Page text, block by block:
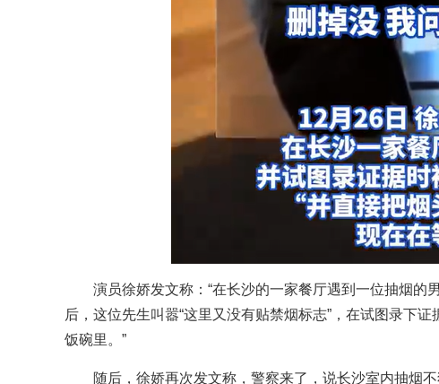
演员徐娇发文称：“在长沙的一家餐厅遇到一位抽烟的
后，这位先生叫嚣“这里又没有贴禁烟标志”，在试图录下
饭碗里。”
随后，徐娇再次发文称，警察来了，说长沙室内抽烟